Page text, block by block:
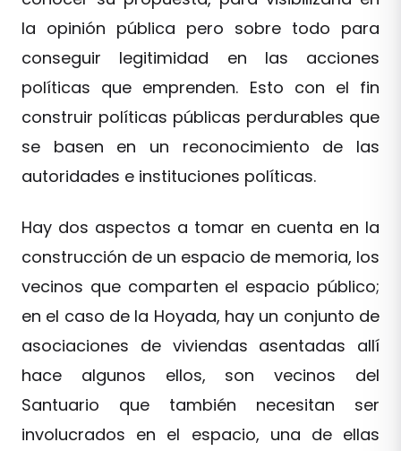
la opinión pública pero sobre todo para
conseguir legitimidad en las acciones
políticas que emprenden. Esto con el fin
construir políticas públicas perdurables que
se basen en un reconocimiento de las
autoridades e instituciones políticas.
Hay dos aspectos a tomar en cuenta en la
construcción de un espacio de memoria, los
vecinos que comparten el espacio público;
en el caso de la Hoyada, hay un conjunto de
asociaciones de viviendas asentadas allí
hace algunos ellos, son vecinos del
Santuario que también necesitan ser
involucrados en el espacio, una de ellas